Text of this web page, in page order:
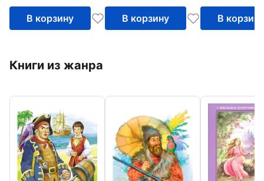
В корзину В корзину В корзину
Книги из жанра